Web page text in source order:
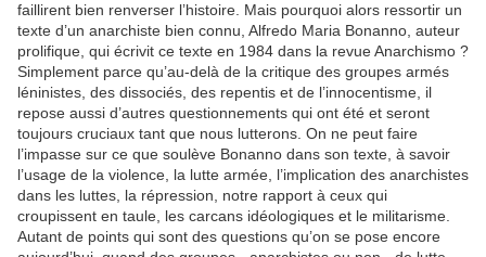
faillirent bien renverser l’histoire. Mais pourquoi alors ressortir un
texte d’un anarchiste bien connu, Alfredo Maria Bonanno, auteur
prolifique, qui écrivit ce texte en 1984 dans la revue Anarchismo ?
Simplement parce qu’au-delà de la critique des groupes armés
léninistes, des dissociés, des repentis et de l’innocentisme, il
repose aussi d’autres questionnements qui ont été et seront
toujours cruciaux tant que nous lutterons. On ne peut faire
l’impasse sur ce que soulève Bonanno dans son texte, à savoir
l’usage de la violence, la lutte armée, l’implication des anarchistes
dans les luttes, la répression, notre rapport à ceux qui
croupissent en taule, les carcans idéologiques et le militarisme.
Autant de points qui sont des questions qu’on se pose encore